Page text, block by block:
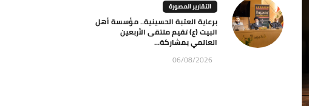
التقارير المصورة
برعاية العتبة الحسينية.. مؤسسة أهل
البيت (ع) تقيم ملتقى الأربعين
العالمي بمشاركة...
06/08/2026